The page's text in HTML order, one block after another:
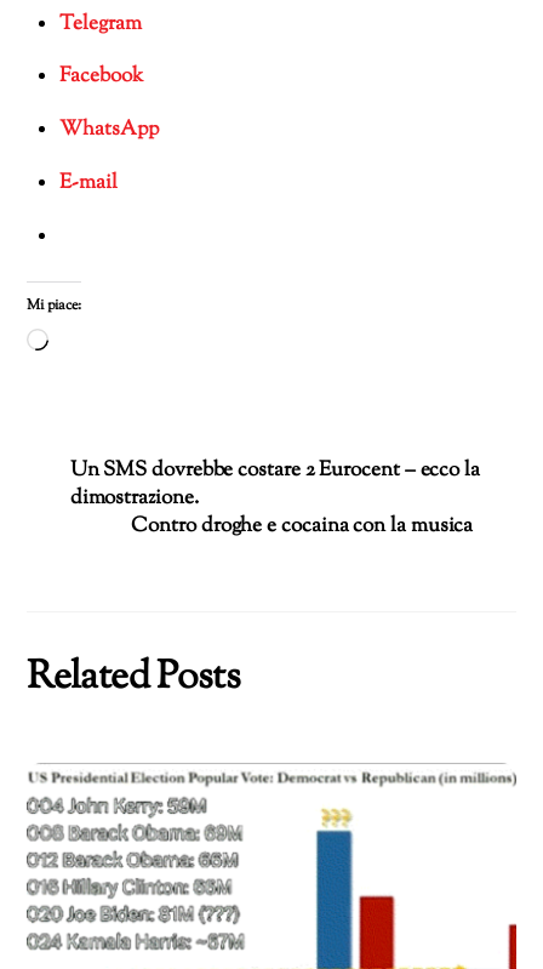
Telegram
Facebook
WhatsApp
E-mail
Mi piace:
Caricamento
Un SMS dovrebbe costare 2 Eurocent – ecco la
dimostrazione.
Contro droghe e cocaina con la musica
Related Posts